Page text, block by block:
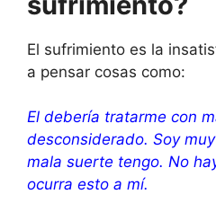
El sufrimiento es la
a pensar cosas como:
El debería tratarme con
desconsiderado. Soy
mala suerte tengo. No
ocurra esto a mí.